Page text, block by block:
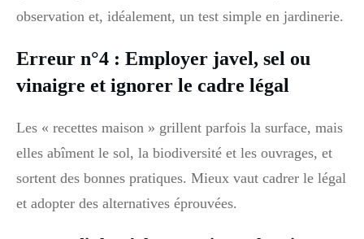
observation et, idéalement, un test simple en jardinerie.
Erreur n°4 : Employer javel, sel ou
vinaigre et ignorer le cadre légal
Les « recettes maison » grillent parfois la surface, mais
elles abîment le sol, la biodiversité et les ouvrages, et
sortent des bonnes pratiques. Mieux vaut cadrer le légal
et adopter des alternatives éprouvées.